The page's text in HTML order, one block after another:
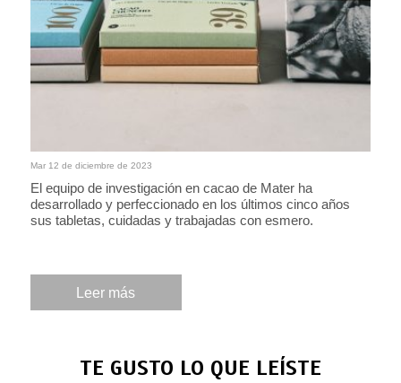
Mar 12 de diciembre de 2023
El equipo de investigación en cacao de Mater ha
desarrollado y perfeccionado en los últimos cinco años
sus tabletas, cuidadas y trabajadas con esmero.
Leer más
TE GUSTO LO QUE LEÍSTE